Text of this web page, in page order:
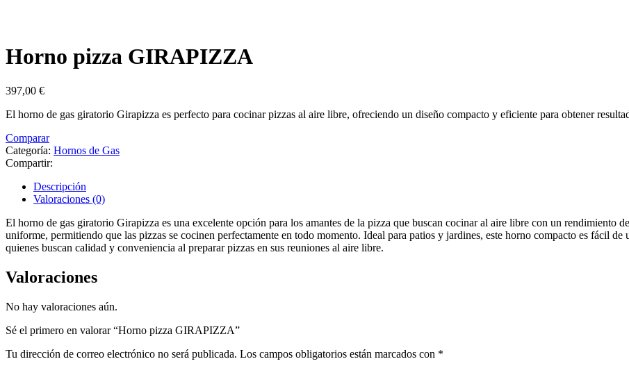
Horno pizza GIRAPIZZA
397,00 €
El horno de gas giratorio Girapizza es perfecto para cocinar pizzas al aire libre, ofreciendo un diseño compacto y eficiente para obtener
Comparar
Categoría: Hornos de Gas
Compartir:
Descripción
Valoraciones (0)
El horno de gas giratorio Girapizza es una excelente opción para los amantes de la pizza que buscan cocinar al aire libre con un rendimiento
uniforme, permitiendo que las pizzas se cocinen perfectamente en todo momento. Ideal para patios y jardines, este horno compacto es fácil
quienes buscan calidad y conveniencia al preparar pizzas en sus reuniones al aire libre.
Valoraciones
No hay valoraciones aún.
Sé el primero en valorar “Horno pizza GIRAPIZZA”
Tu dirección de correo electrónico no será publicada. Los campos obligatorios están marcados con *